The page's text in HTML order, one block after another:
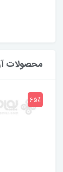
محصولات
65٪